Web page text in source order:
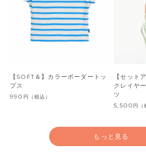
【SOFT＆】カラーボーダートッ
プス
990 円 （税込）
【セット
クレイヤ
ツ
5,500 円
もっと見る